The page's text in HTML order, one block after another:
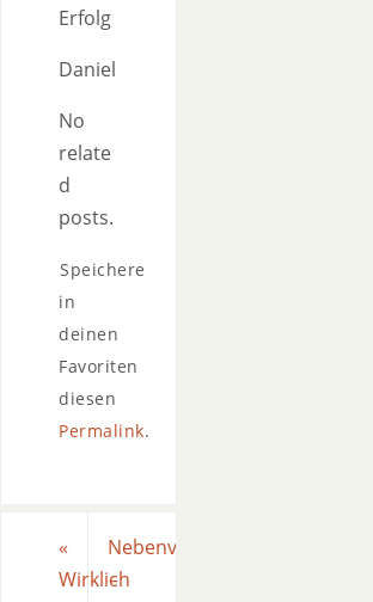
Erfolg
Daniel
No
relate
d
posts.
Speichere
in
deinen
Favoriten
diesen
Permalink.
«
Wirklich
Nebenverdienste
–